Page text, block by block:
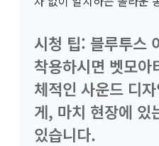
시청 팁: 블루투스
착용하시면 벳모아
체적인 사운드 디
게, 마치 현장에 있
있습니다.